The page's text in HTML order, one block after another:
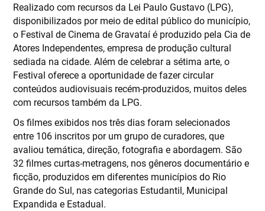
Realizado com recursos da Lei Paulo Gustavo (LPG),
disponibilizados por meio de edital público do município,
o Festival de Cinema de Gravataí é produzido pela Cia de
Atores Independentes, empresa de produção cultural
sediada na cidade. Além de celebrar a sétima arte, o
Festival oferece a oportunidade de fazer circular
conteúdos audiovisuais recém-produzidos, muitos deles
com recursos também da LPG.
Os filmes exibidos nos três dias foram selecionados
entre 106 inscritos por um grupo de curadores, que
avaliou temática, direção, fotografia e abordagem. São
32 filmes curtas-metragens, nos gêneros documentário e
ficção, produzidos em diferentes municípios do Rio
Grande do Sul, nas categorias Estudantil, Municipal
Expandida e Estadual.